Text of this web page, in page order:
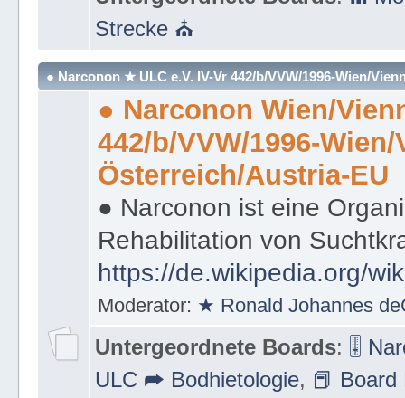
Strecke ⛪
● Narconon ★ ULC e.V. IV-Vr 442/b/VVW/1996-Wien/
● Narconon Wien/
442/b/VVW/1996-Wien/
Österreich/Austria-EU
● Narconon ist eine
Rehabilitation von
https://de.wikipedia.org/
Moderator: ★ Ronald Johannes
Untergeordnete Boards: 🎚
ULC ➦ Bodhietologie, 📕